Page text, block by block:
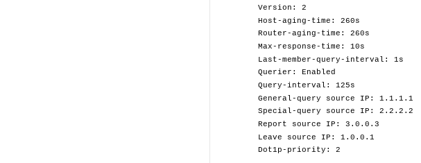
Version: 2
Host-aging-time: 260s
Router-aging-time: 260s
Max-response-time: 10s
Last-member-query-interval: 1s
Querier: Enabled
Query-interval: 125s
General-query source IP: 1.1.1.1
Special-query source IP: 2.2.2.2
Report source IP: 3.0.0.3
Leave source IP: 1.0.0.1
Dot1p-priority: 2